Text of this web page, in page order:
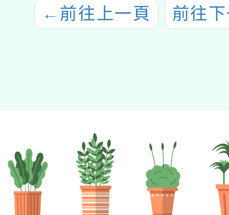
← 前往上一頁 前往